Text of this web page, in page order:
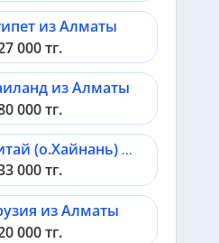
из Алматы
000 тг.
из Алматы
000 тг.
Китай (о.Хайнань) из Алматы
000 тг.
из Алматы
000 тг.